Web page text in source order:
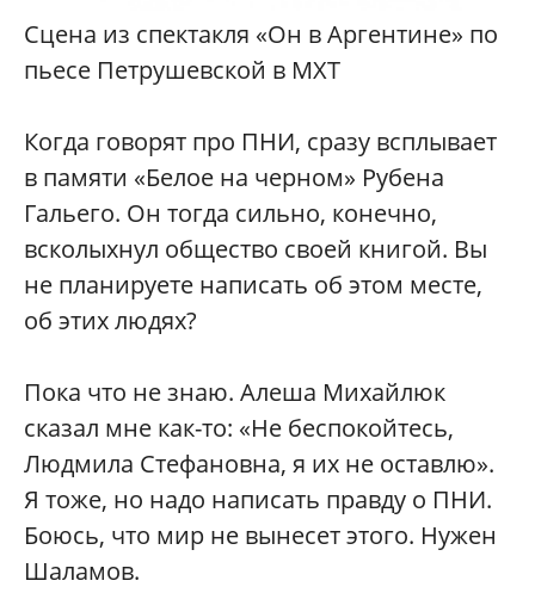
Сцена из спектакля «Он в Аргентине» по
пьесе Петрушевской в МХТ
Когда говорят про ПНИ, сразу всплывает
в памяти «Белое на черном» Рубена
Гальего. Он тогда сильно, конечно,
всколыхнул общество своей книгой. Вы
не планируете написать об этом месте,
об этих людях?
Пока что не знаю. Алеша Михайлюк
сказал мне как-то: «Не беспокойтесь,
Людмила Стефановна, я их не оставлю».
Я тоже, но надо написать правду о ПНИ.
Боюсь, что мир не вынесет этого. Нужен
Шаламов.